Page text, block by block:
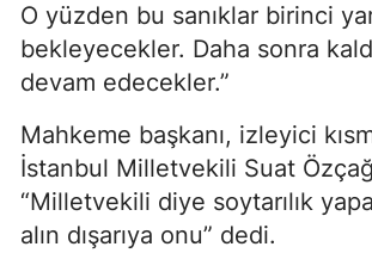
O yüzden bu sanıklar birinci
bekleyecekler. Daha sonra
devam edecekler.”
Mahkeme başkanı, izleyici
İstanbul Milletvekili Suat
“Milletvekili diye soytarılık
alın dışarıya onu” dedi.